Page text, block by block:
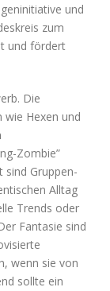
und
zum
und fördert
Die
wie Hexen und
Zombie”
sind Gruppen-
Alltag
Trends oder
Fantasie sind
wenn sie von
sollte ein